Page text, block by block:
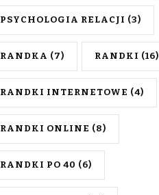
PSYCHOLOGIA RELACJI (3)
RANDKA (7) RANDKI (16)
RANDKI INTERNETOWE (4)
RANDKI ONLINE (8)
RANDKI PO 40 (6)